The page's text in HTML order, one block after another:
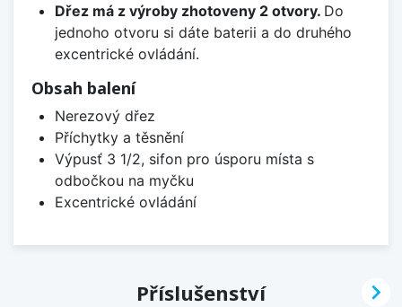
Dřez má z výroby zhotoveny 2 otvory. Do
jednoho otvoru si dáte baterii a do druhého
excentrické ovládání.
Obsah balení
Nerezový dřez
Příchytky a těsnění
Výpusť 3 1/2, sifon pro úsporu místa s
odbočkou na myčku
Excentrické ovládání
Příslušenství 